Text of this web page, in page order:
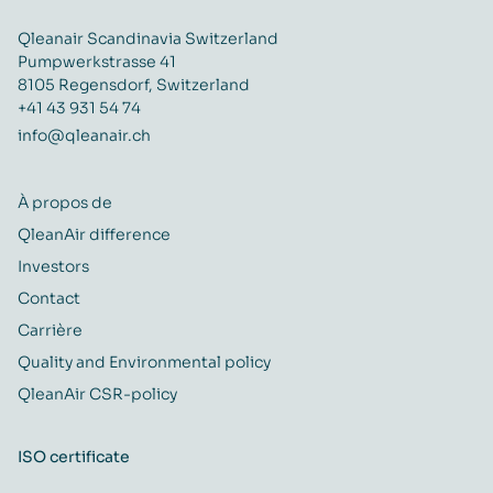
Qleanair Scandinavia Switzerland
Pumpwerkstrasse 41
8105 Regensdorf, Switzerland
+41 43 931 54 74
info@qleanair.ch
À propos de
QleanAir difference
Investors
Contact
Carrière
Quality and Environmental policy
QleanAir CSR-policy
ISO certificate